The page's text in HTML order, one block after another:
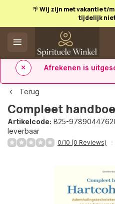
🌴 Wij zijn met vakantie t/
tijdelijk
✅ 14 dagen retourrecht
Afrekenen is
Terug
Compleet
Artikelcode: B25-
leverbaar
0/10 (0 Reviews)